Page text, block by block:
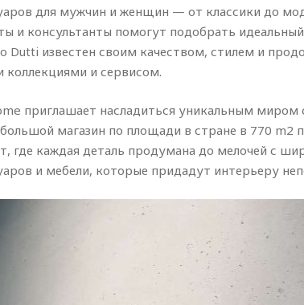
для мужчин и женщин — от классики до
и консультанты помогут подобрать
Dutti известен своим качеством, стилем и
коллекциями и сервисом.
приглашает насладиться уникальным
магазин по площади в стране в 770 m2
где каждая деталь продумана до мелочей с
и мебели, которые придадут интерьеру